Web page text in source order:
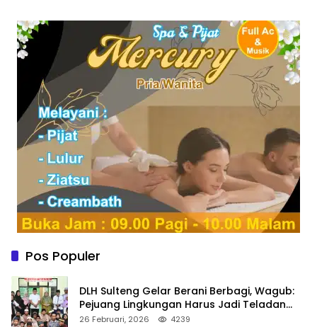
Pos Populer
DLH Sulteng Gelar Berani Berbagi, Wagub:
Pejuang Lingkungan Harus Jadi Teladan
Kepedulian
26 Februari, 2026 4239